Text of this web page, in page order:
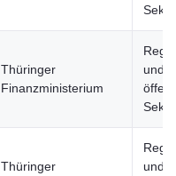
Thüringer
Finanzministerium
und
Thüringer
und